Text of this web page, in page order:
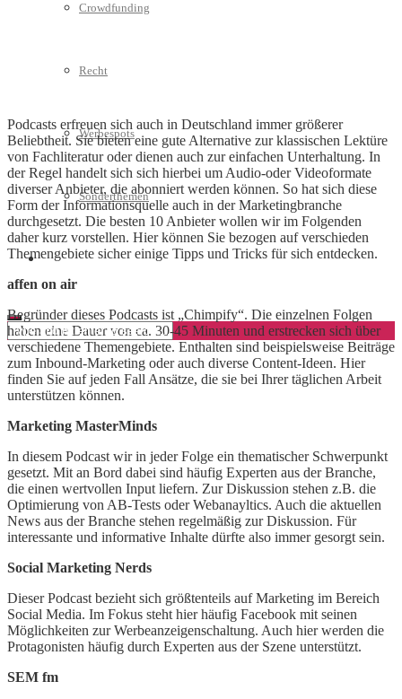
Crowdfunding
Recht
Werbespots
Sonderthemen
Geschäftskonto eröffnen
Podcasts erfreuen sich auch in Deutschland immer größerer
Beliebtheit. Sie bieten eine gute Alternative zur klassischen Lektüre
von Fachliteratur oder dienen auch zur einfachen Unterhaltung. In
der Regel handelt sich sich hierbei um Audio-oder Videoformate
diverser Anbieter, die abonniert werden können. So hat sich diese
Form der Informationsquelle auch in der Marketingbranche
durchgesetzt. Die besten 10 Anbieter wollen wir im Folgenden
daher kurz vorstellen. Hier können Sie bezogen auf verschieden
Themengebiete sicher einige Tipps und Tricks für sich entdecken.
affen on air
Begründer dieses Podcasts ist „Chimpify“. Die einzelnen Folgen
haben eine Dauer von ca. 30-45 Minuten und erstrecken sich über
verschiedene Themengebiete. Enthalten sind beispielsweise Beiträge
zum Inbound-Marketing oder auch diverse Content-Ideen. Hier
finden Sie auf jeden Fall Ansätze, die sie bei Ihrer täglichen Arbeit
unterstützen können.
Marketing MasterMinds
In diesem Podcast wir in jeder Folge ein thematischer Schwerpunkt
gesetzt. Mit an Bord dabei sind häufig Experten aus der Branche,
die einen wertvollen Input liefern. Zur Diskussion stehen z.B. die
Optimierung von AB-Tests oder Webanayltics. Auch die aktuellen
News aus der Branche stehen regelmäßig zur Diskussion. Für
interessante und informative Inhalte dürfte also immer gesorgt sein.
Social Marketing Nerds
Dieser Podcast bezieht sich größtenteils auf Marketing im Bereich
Social Media. Im Fokus steht hier häufig Facebook mit seinen
Möglichkeiten zur Werbeanzeigenschaltung. Auch hier werden die
Protagonisten häufig durch Experten aus der Szene unterstützt.
SEM fm